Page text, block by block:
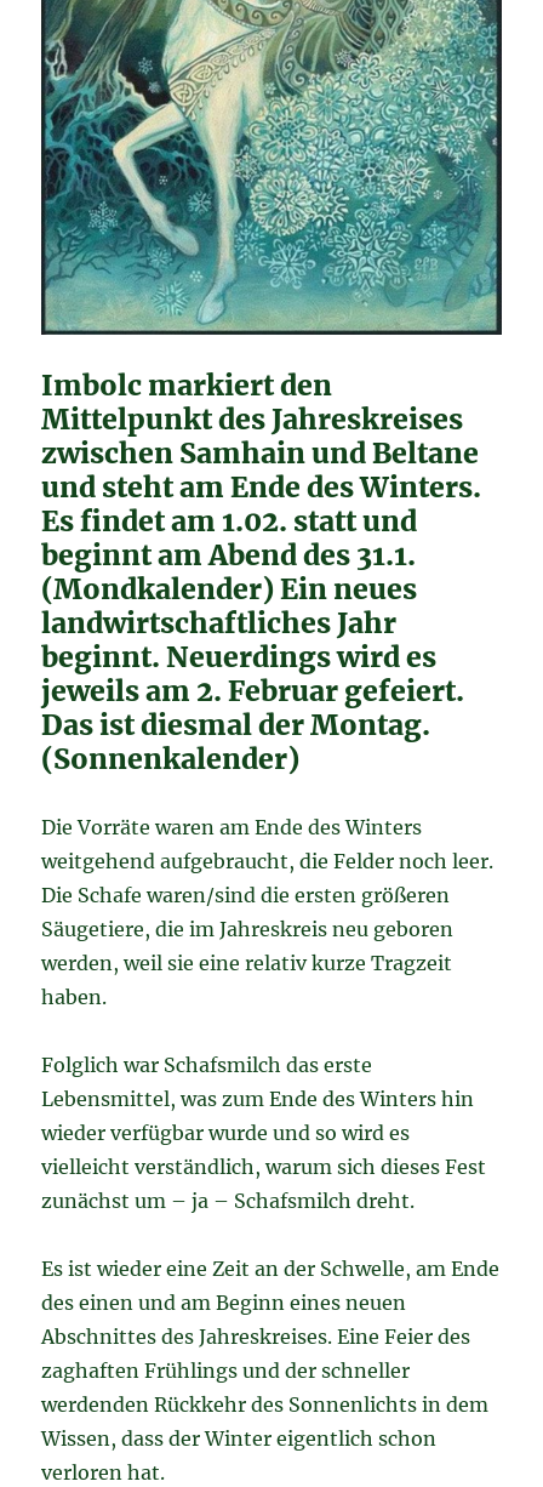
Imbolc markiert den
Mittelpunkt des Jahreskreises
zwischen Samhain und Beltane
und steht am Ende des Winters.
Es findet am 1.02. statt und
beginnt am Abend des 31.1.
(Mondkalender) Ein neues
landwirtschaftliches Jahr
beginnt. Neuerdings wird es
jeweils am 2. Februar gefeiert.
Das ist diesmal der Montag.
(Sonnenkalender)
Die Vorräte waren am Ende des Winters
weitgehend aufgebraucht, die Felder noch leer.
Die Schafe waren/sind die ersten größeren
Säugetiere, die im Jahreskreis neu geboren
werden, weil sie eine relativ kurze Tragzeit
haben.
Folglich war Schafsmilch das erste
Lebensmittel, was zum Ende des Winters hin
wieder verfügbar wurde und so wird es
vielleicht verständlich, warum sich dieses Fest
zunächst um – ja – Schafsmilch dreht.
Es ist wieder eine Zeit an der Schwelle, am Ende
des einen und am Beginn eines neuen
Abschnittes des Jahreskreises. Eine Feier des
zaghaften Frühlings und der schneller
werdenden Rückkehr des Sonnenlichts in dem
Wissen, dass der Winter eigentlich schon
verloren hat.